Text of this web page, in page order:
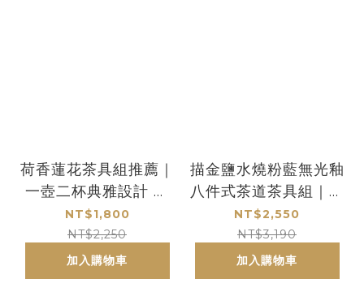
荷香蓮花茶具組推薦｜
一壺二杯典雅設計 送
禮自用首選
NT$1,800
NT$2,250
加入購物車
描金鹽水燒粉藍無光釉
八件式茶道茶具組｜手
工雅緻 無光質感 收藏
送禮首選
NT$2,550
NT$3,190
加入購物車